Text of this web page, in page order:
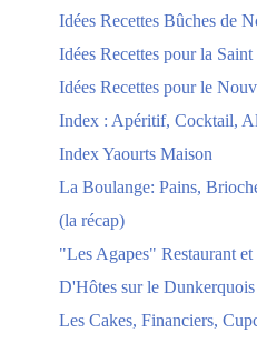
Idées Recettes Bûches de
Idées Recettes pour la
Idées Recettes pour le
Index : Apéritif, Cocktail,
Index Yaourts Maison
La Boulange: Pains,
(la récap)
"Les Agapes" Restaurant et
D'Hôtes sur le
Les Cakes, Financiers,